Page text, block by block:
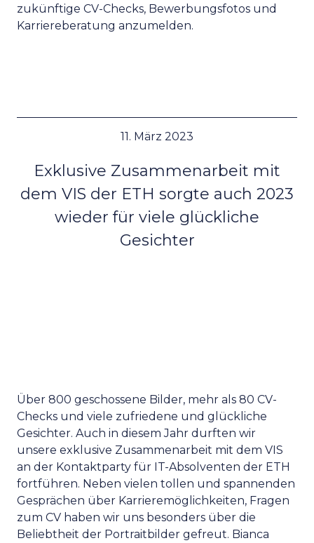
zukünftige CV-Checks, Bewerbungsfotos und
Karriereberatung anzumelden.
11. März 2023
Exklusive Zusammenarbeit mit
dem VIS der ETH sorgte auch 2023
wieder für viele glückliche
Gesichter
Über 800 geschossene Bilder, mehr als 80 CV-
Checks und viele zufriedene und glückliche
Gesichter. Auch in diesem Jahr durften wir
unsere exklusive Zusammenarbeit mit dem VIS
an der Kontaktparty für IT-Absolventen der ETH
fortführen. Neben vielen tollen und spannenden
Gesprächen über Karrieremöglichkeiten, Fragen
zum CV haben wir uns besonders über die
Beliebtheit der Portraitbilder gefreut. Bianca